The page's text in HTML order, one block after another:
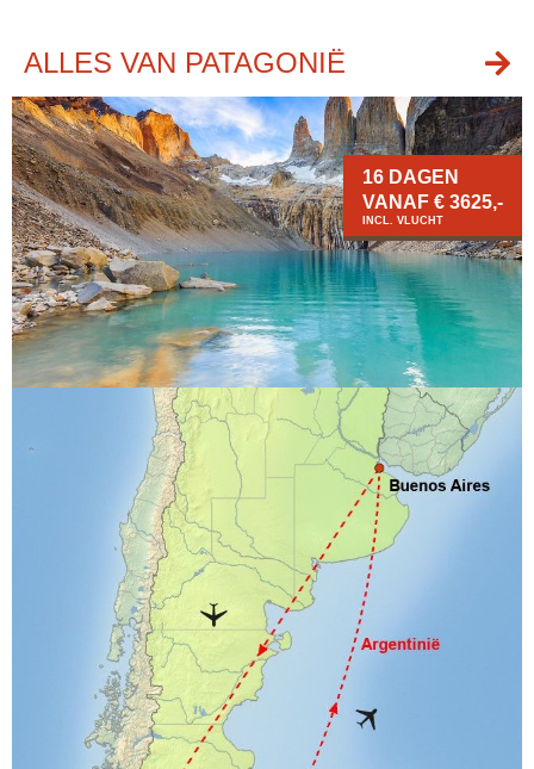
ALLES VAN PATAGONIË
16 DAGEN
VANAF € 3625,-
INCL. VLUCHT